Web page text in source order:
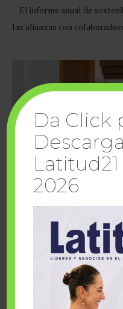
El informe anual de
las alianzas con
Cuando la
sueños Fairmont
Da Click
2026